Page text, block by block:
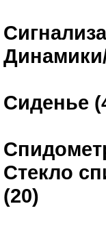
Сиденье
Стекло
(20)